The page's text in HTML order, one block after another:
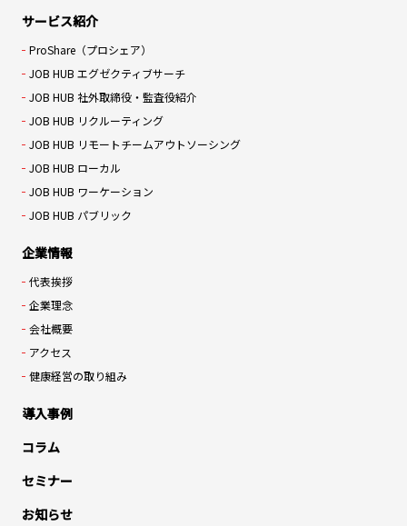
サービス紹介
ProShare（プロシェア）
JOB HUB エグゼクティブサーチ
JOB HUB 社外取締役・監査役紹介
JOB HUB リクルーティング
JOB HUB リモートチームアウトソーシング
JOB HUB ローカル
JOB HUB ワーケーション
JOB HUB パブリック
企業情報
代表挨拶
企業理念
会社概要
アクセス
健康経営の取り組み
導入事例
コラム
セミナー
お知らせ